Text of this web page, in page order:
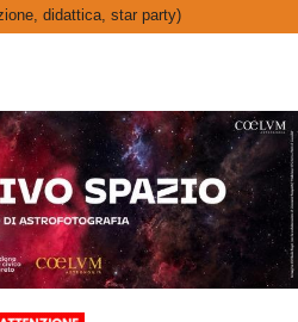
didattica, star party)